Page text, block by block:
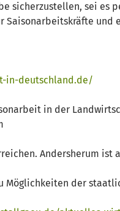
sicherzustellen, sei es
Saisonarbeitskräfte
in-deutschland.de/
in der
Andersherum
Möglichkeiten der